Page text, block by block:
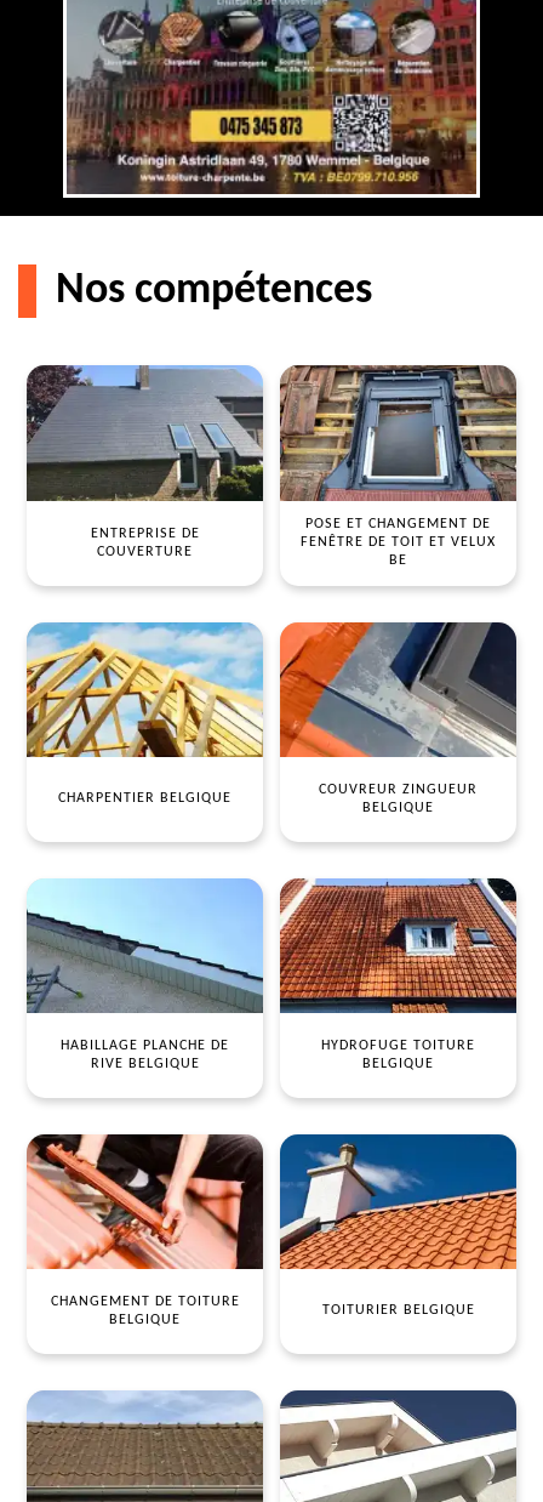
Nos compétences
ENTREPRISE DE
COUVERTURE
POSE ET CHANGEMENT DE
FENÊTRE DE TOIT ET VELUX
BE
CHARPENTIER BELGIQUE
COUVREUR ZINGUEUR
BELGIQUE
HABILLAGE PLANCHE DE
RIVE BELGIQUE
HYDROFUGE TOITURE
BELGIQUE
CHANGEMENT DE TOITURE
BELGIQUE
TOITURIER BELGIQUE